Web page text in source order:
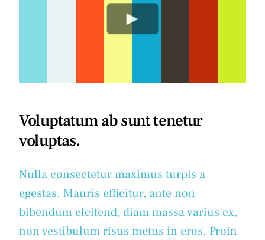
Voluptatum ab sunt tenetur
voluptas.
Nulla consectetur maximus turpis a
egestas. Mauris efficitur, ante non
bibendum eleifend, diam massa varius ex,
non vestibulum risus metus in eros. Proin